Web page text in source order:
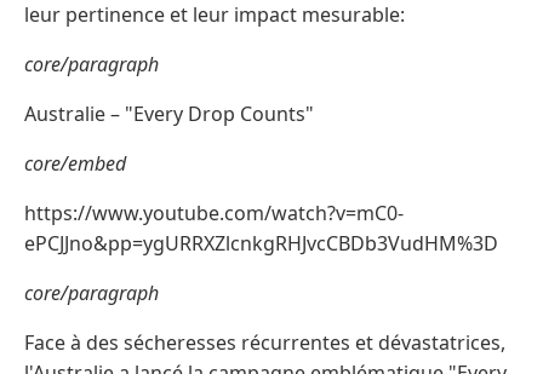
leur pertinence et leur impact mesurable:
core/paragraph
Australie – "Every Drop Counts"
core/embed
https://www.youtube.com/watch?v=mC0-
ePCJJno&pp=ygURRXZlcnkgRHJvcCBDb3VudHM%3D
core/paragraph
Face à des sécheresses récurrentes et dévastatrices,